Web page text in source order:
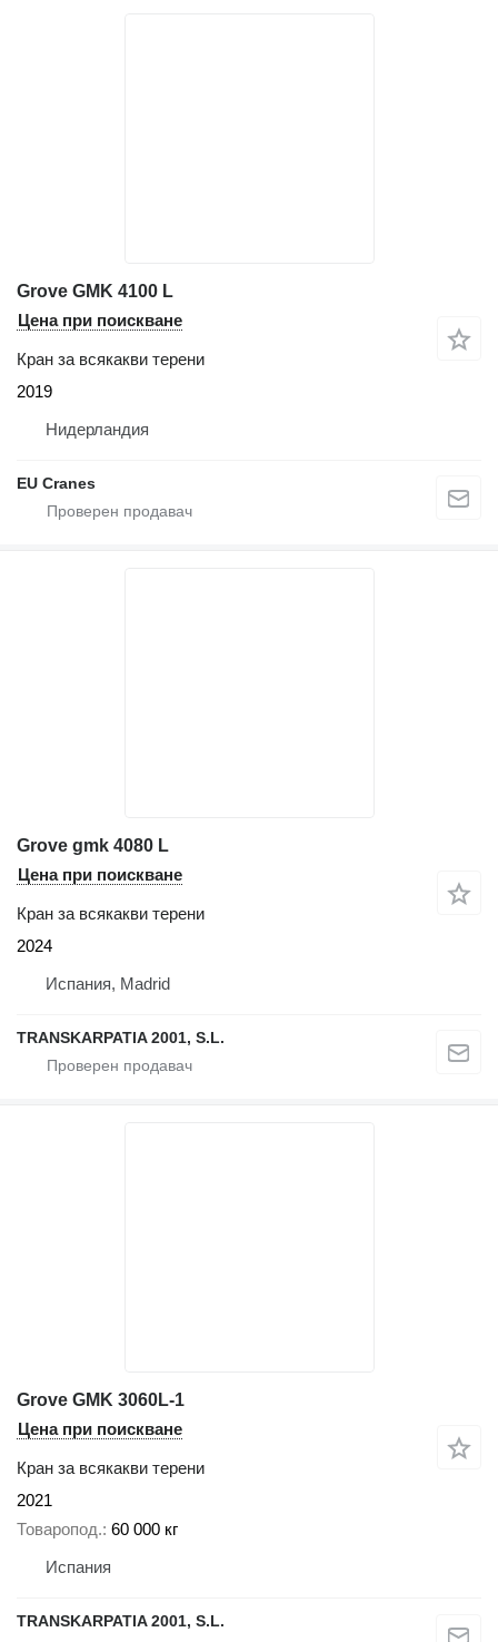
Grove GMK 4100 L
Цена при поискване
Кран за всякакви терени
2019
Нидерландия
EU Cranes
Grove gmk 4080 L
Цена при поискване
Кран за всякакви терени
2024
Испания, Madrid
TRANSKARPATIA 2001, S.L.
Grove GMK 3060L-1
Цена при поискване
Кран за всякакви терени
2021
Товаропод. 60 000 кг
Испания
TRANSKARPATIA 2001, S.L.